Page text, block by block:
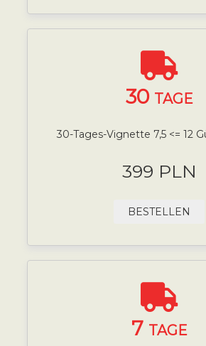
30 TAGE
30-Tages-Vignette 7,5 <= 12
399 PLN
BESTELLEN
7 TAGE